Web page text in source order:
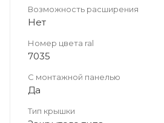
Возможность расширения
Нет
Номер цвета ral
7035
С монтажной панелью
Да
Тип крышки